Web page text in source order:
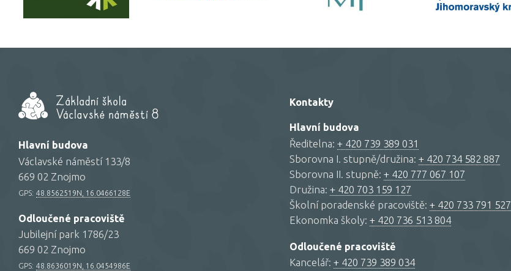
Hlavní budova
Václavské náměstí 133/8
669 02 Znojmo
GPS: 48.8562519N, 16.0466128E
Odloučené pracoviště
Jubilejní park 1786/23
669 02 Znojmo
GPS: 48.8636019N, 16.0454986E
Kontakty
Hlavní budova
Ředitelna: + 420 739 389 031
Sborovna I. stupně/družina: + 420 734 582 887
Sborovna II. stupně: + 420 777 067 107
Družina: + 420 703 159 127
Školní poradenské pracoviště: + 420 733 791 527
Ekonomka školy: + 420 736 513 804
Odloučené pracoviště
Kancelář: + 420 739 389 034